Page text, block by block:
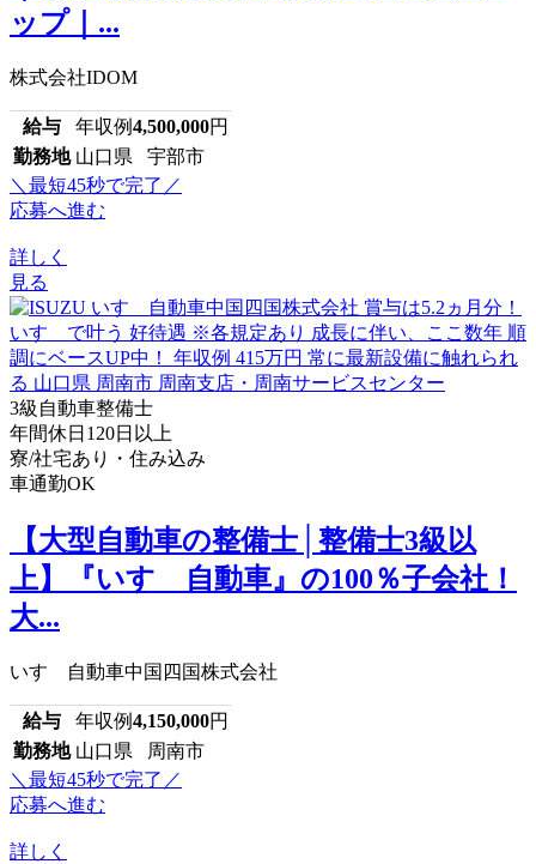
ップ｜...
株式会社IDOM
給与 年収例4,500,000円
勤務地 山口県 宇部市
＼最短45秒で完了／
応募へ進む
詳しく
見る
3級自動車整備士
年間休日120日以上
寮/社宅あり・住み込み
車通勤OK
【大型自動車の整備士│整備士3級以
上】『いすゞ自動車』の100％子会社！
大...
いすゞ自動車中国四国株式会社
給与 年収例4,150,000円
勤務地 山口県 周南市
＼最短45秒で完了／
応募へ進む
詳しく